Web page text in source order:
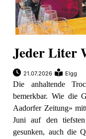
Jeder Liter
21.07.2026 Elgg
Die anhaltende
bemerkbar. Wie die
Aadorfer Zeitung»
Juni auf den
gesunken, auch die